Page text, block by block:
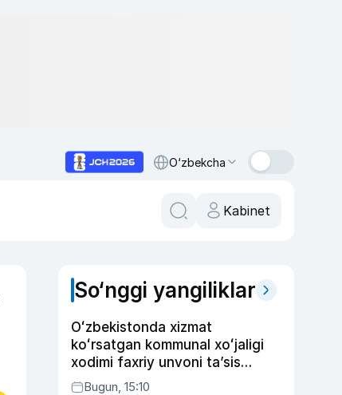
O‘zbekcha
Kabinet
So‘nggi yangiliklar
Oʻzbekistonda xizmat
koʻrsatgan kommunal xoʻjaligi
xodimi faxriy unvoni taʼsis
etilishi mumkin
Bugun, 15:10